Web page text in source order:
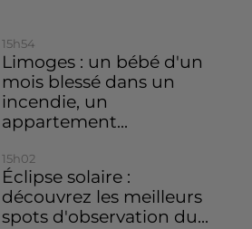
15h54
Limoges : un bébé d'un
mois blessé dans un
incendie, un
appartement...
15h02
Éclipse solaire :
découvrez les meilleurs
spots d'observation du...